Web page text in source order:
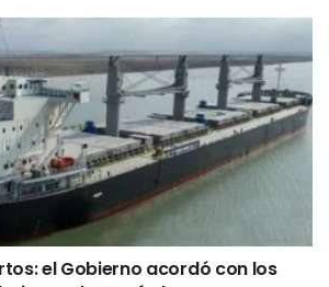
el Gobierno acordó con los